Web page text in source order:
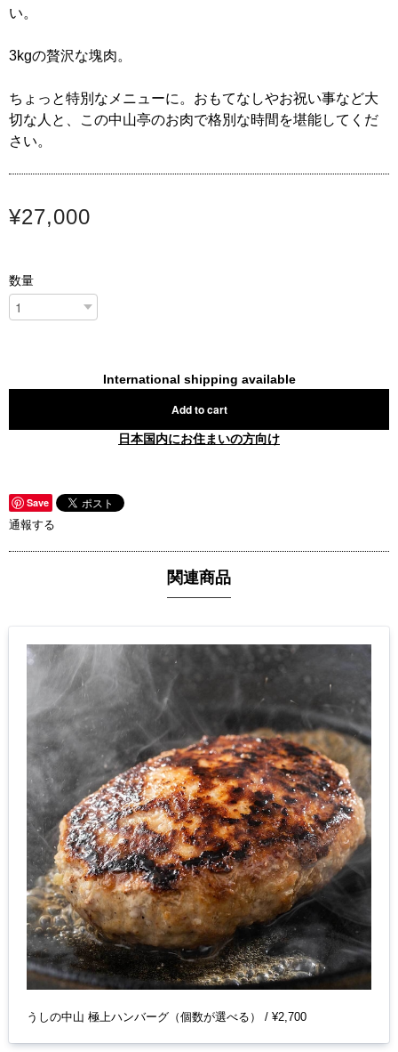
い。
3kgの贅沢な塊肉。
ちょっと特別なメニューに。おもてなしやお祝い事など大
切な人と、この中山亭のお肉で格別な時間を堪能してくだ
さい。
¥27,000
数量
International shipping available
Add to cart
日本国内にお住まいの方向け
Save
通報する
関連商品
うしの中山 極上ハンバーグ（個数が選べる） / ¥2,700